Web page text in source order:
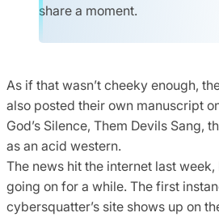
share a moment.
As if that wasn’t cheeky enough,
also posted their own manuscript
God’s Silence, Them Devils Sang,
as an acid western.
The news hit the internet last week,
going on for a while. The first
cybersquatter’s site shows up on